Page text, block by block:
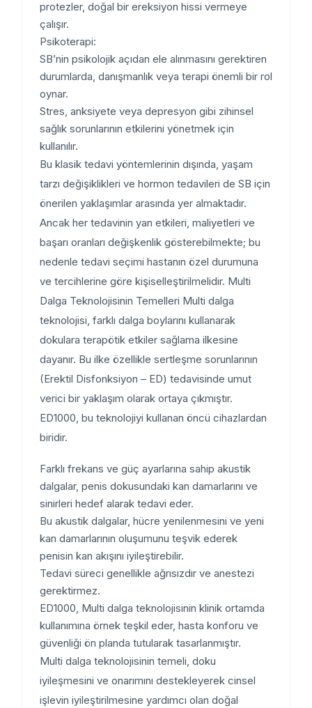
protezler, doğal bir ereksiyon hissi vermeye
çalışır.
Psikoterapi:
SB’nin psikolojik açıdan ele alınmasını gerektiren
durumlarda, danışmanlık veya terapi önemli bir rol
oynar.
Stres, anksiyete veya depresyon gibi zihinsel
sağlık sorunlarının etkilerini yönetmek için
kullanılır.
Bu klasik tedavi yöntemlerinin dışında, yaşam
tarzı değişiklikleri ve hormon tedavileri de SB için
önerilen yaklaşımlar arasında yer almaktadır.
Ancak her tedavinin yan etkileri, maliyetleri ve
başarı oranları değişkenlik gösterebilmekte; bu
nedenle tedavi seçimi hastanın özel durumuna
ve tercihlerine göre kişiselleştirilmelidir. Multi
Dalga Teknolojisinin Temelleri Multi dalga
teknolojisi, farklı dalga boylarını kullanarak
dokulara terapötik etkiler sağlama ilkesine
dayanır. Bu ilke özellikle sertleşme sorunlarının
(Erektil Disfonksiyon – ED) tedavisinde umut
verici bir yaklaşım olarak ortaya çıkmıştır.
ED1000, bu teknolojiyi kullanan öncü cihazlardan
biridir.
Farklı frekans ve güç ayarlarına sahip akustik
dalgalar, penis dokusundaki kan damarlarını ve
sinirleri hedef alarak tedavi eder.
Bu akustik dalgalar, hücre yenilenmesini ve yeni
kan damarlarının oluşumunu teşvik ederek
penisin kan akışını iyileştirebilir.
Tedavi süreci genellikle ağrısızdır ve anestezi
gerektirmez.
ED1000, Multi dalga teknolojisinin klinik ortamda
kullanımına örnek teşkil eder, hasta konforu ve
güvenliği ön planda tutularak tasarlanmıştır.
Multi dalga teknolojisinin temeli, doku
iyileşmesini ve onarımını destekleyerek cinsel
işlevin iyileştirilmesine yardımcı olan doğal